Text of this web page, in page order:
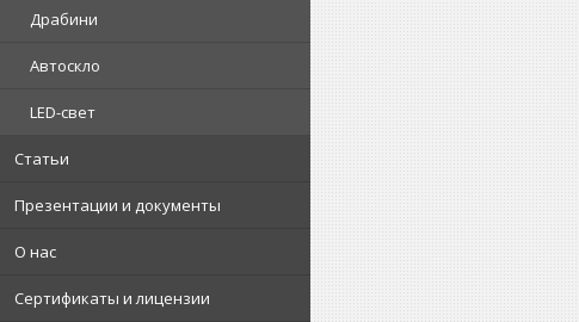
Драбини
Автоскло
LED-свет
Статьи
Презентации и документы
О нас
Сертификаты и лицензии